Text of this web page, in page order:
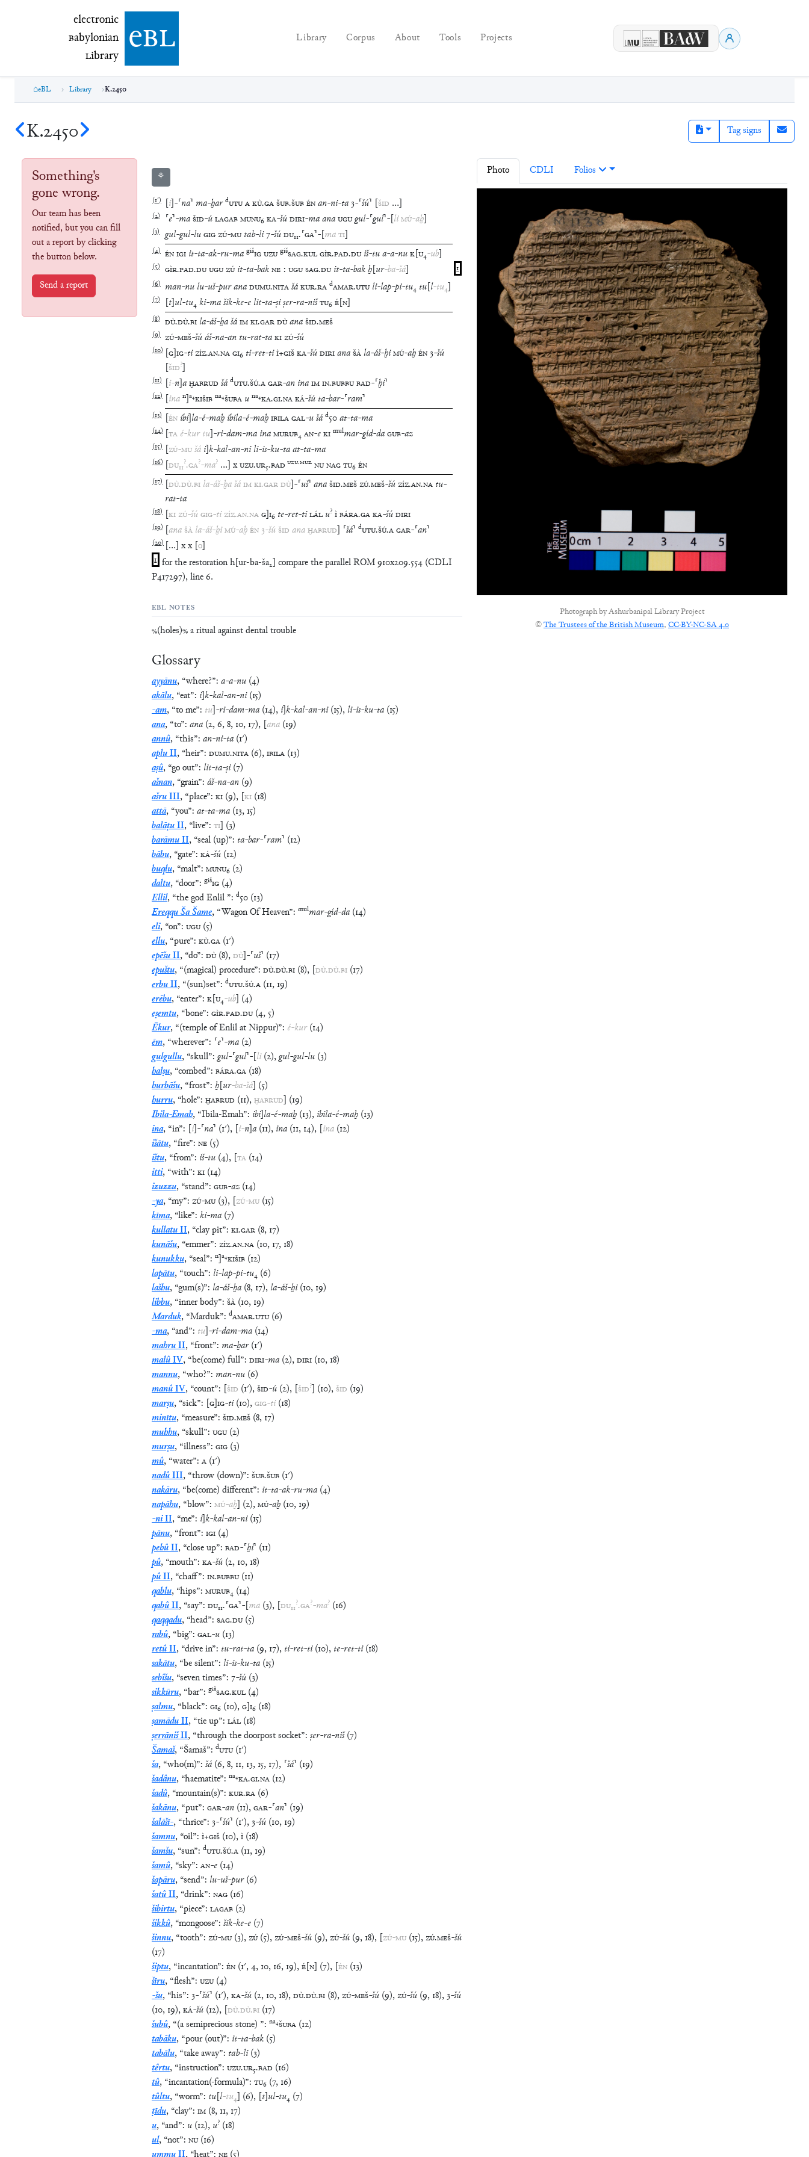
electronic Babylonian Library (eBL)
electronic
Babylonian
Library ebl Library Corpus About Tools Projects
eBL Library K.2450
K.2450 Tag signs
Something's
gone wrong.
Our team has been
notified, but you can fill
out a report by clicking
the button below.
Send a report
⚘
(1′) i] -⸢na⸣ ma-ḫar dUTUAKÙ.GAŠUB.ŠUBÉNan-ni-ta 3-⸢šú⸣ ŠID …
(2) ⸢e⸣-maŠID-úLAGABMUNU₆KA-šúDIRI-maanaUGUgul-⸢gul⸣- liMÚ-aḫ
(3) gul-gul-luGIGZÚ-MU tab-li7-šúDU₁₁.⸢GA⸣- maTI
(4) ÉNIGI it-ta-ak-ru-ma gišIGUZU gišSAG.KULGÌR.PAD.DU iš-tua-a-nuK U₄-ub
(5) GÌR.PAD.DUUGUZÚ it-ta-bakNE : UGUSAG.DU it-ta-bakḫ ur-ba-šá 1
(6) man-nu lu-uš-puranaDUMU.NITAšáKUR.RA dAMAR.UTU li-lap-pi-tu₄ tu l-tu₄
(7) t] ul-tu₄ ki-mašik-ke-e lit-ta-ṣiṣer-ra-nišTU₆É N
(8) DÙ.DÙ.BI la-áš-ḫašáIMKI.GARDÙanaŠID.MEŠ
(9) ZÚ-MEŠ-šúáš-na-an tu-rat-taKIZÚ-šú
(10) G IG-tiZÍZ.AN.NAGI₆ ti-ret-tiÌ+GIŠKA-šúDIRIanaŠÀ la-áš-ḫiMÚ-aḫÉN 3-šú
ŠID?
(11) i-n aḪABRUD šá dUTU.ŠÚ.AGAR-an inaIMIN.BUBBUBAD-⸢ḫi⸣
(12) ina n a₄KIŠIB na₄ŠUBA u na₄KA.GI.NAKÁ-šú ta-bar-⸢ram⸣
(13) ÉN ibi] la-é-maḫ ibila-é-maḫIBILAGAL-ušá d50at-ta-ma
(14) TA é-kur tu -ri-dam-ma inaMURUB₄ AN-eKI mulmar-gíd-daGUB-az
(15) ZÚ-MUšá i]k-kal-an-ni li-is-ku-taat-ta-ma
(16) DU₁₁?.GA?-ma? … xUZU.UR₅.BAD UZU.MUR NUNAGTU₆ÉN
(17) DÙ.DÙ.BI la-áš-ḫašáIMKI.GARDÙ -⸢uš⸣ anaŠID.MEŠZÚ.MEŠ-šúZÍZ.AN.NA tu-
rat-ta
(18) KI ZÚ-šúGIG-ti ZÍZ.AN.NAG I₆ te-ret-tiLÁL u? ÌBÁRA.GAKA-šúDIRI
(19) ana ŠÀ la-áš-ḫiMÚ-aḫÉN 3-šú ŠID anaḪABRUD ⸢šá⸣ dUTU.ŠÚ.AGAR-⸢an⸣
(20) … xx o
1 for the restoration h[ur-ba-ša₂] compare the parallel ROM 910x209.554 (CDLI
P417297), line 6.
EBL NOTES
%(holes)% a ritual against dental trouble
Glossary
ayyānu, “where?”: a-a-nu (4)
akālu, “eat”: i]k-kal-an-ni(15)
-am, “to me”: tu]-ri-dam-ma (14), i]k-kal-an-ni(15), li-is-ku-ta (15)
ana, “to”: ana (2,6,8, 10, 17), [ana (19)
annû, “this”: an-ni-ta (1′)
apluII, “heir”: DUMU.NITA (6),IBILA (13)
aṣû, “go out”: lit-ta-ṣi(7)
ašnan, “grain”: áš-na-an (9)
ašruIII, “place”: KI (9), [KI (18)
attā, “you”: at-ta-ma (13, 15)
balāṭuII, “live”: TI] (3)
barāmuII, “seal (up)”: ta-bar-⸢ram⸣ (12)
bābu, “gate”: KÁ-šú (12)
buqlu, “malt”: MUNU₆ (2)
daltu, “door”: gišIG (4)
Ellil, “the god Enlil ”: d50 (13)
Ereqqu Ša Šame, “Wagon Of Heaven”: mulmar-gíd-da (14)
eli, “on”: UGU(5)
ellu, “pure”: KÙ.GA (1′)
epēšuII, “do”: DÙ(8),DÙ]-⸢uš⸣ (17)
epuštu, “(magical) procedure”: DÙ.DÙ.BI (8), [DÙ.DÙ.BI (17)
erbuII, “(sun)set”: dUTU.ŠÚ.A (11, 19)
erēbu, “enter”: K[U₄-ub] (4)
eṣemtu, “bone”: GÌR.PAD.DU(4, 5)
Ēkur, “(temple of Enlil at Nippur)”: é-kur(14)
ēm, “wherever”: ⸢e⸣-ma (2)
gulgullu, “skull”:gul-⸢gul⸣-[li(2),gul-gul-lu (3)
halṣu, “combed”: BÁRA.GA (18)
hurbāšu, “frost”: ḫ[ur-ba-šá] (5)
hurru, “hole”: ḪABRUD (11),ḪABRUD] (19)
Ibila-Emah, “Ibila-Emah”: ibi]la-é-maḫ (13), ibila-é-maḫ (13)
ina, “in”: [i]-⸢na⸣ (1′), [i-n]a (11), ina (11, 14), [ina (12)
išātu, “fire”: NE (5)
ištu, “from”: iš-tu (4), [TA (14)
itti, “with”: KI (14)
izuzzu, “stand”: GUB-az (14)
-ya, “my”: ZÚ-MU(3), [ZÚ-MU (15)
kīma, “like”: ki-ma (7)
kullatuII, “clay pit”: KI.GAR (8, 17)
kunāšu, “emmer”: ZÍZ.AN.NA (10, 17, 18)
kunukku, “seal”: n]a₄KIŠIB (12)
lapātu, “touch”: li-lap-pi-tu₄ (6)
lašhu, “gum(s)”: la-áš-ḫa (8, 17), la-áš-ḫi(10, 19)
libbu, “inner body”: ŠÀ (10, 19)
Marduk, “Marduk”: dAMAR.UTU(6)
-ma, “and”: tu]-ri-dam-ma (14)
mahruII, “front”: ma-ḫar(1′)
malûIV, “be(come) full”: DIRI-ma (2),DIRI (10, 18)
mannu, “who?”: man-nu (6)
manûIV, “count”: [ŠID (1′),ŠID-ú (2), [ŠID?] (10), ŠID (19)
marṣu, “sick”: [G]IG-ti(10),GIG-ti(18)
minītu, “measure”: ŠID.MEŠ (8, 17)
muhhu, “skull”: UGU(2)
murṣu, “illness”: GIG (3)
mû, “water”: A (1′)
nadûIII, “throw (down)”: ŠUB.ŠUB (1′)
nakāru, “be(come) different”: it-ta-ak-ru-ma (4)
napāhu, “blow”: MÚ-aḫ] (2),MÚ-aḫ (10, 19)
-niII, “me”: i]k-kal-an-ni(15)
pānu, “front”: IGI (4)
pehûII, “close up”: BAD-⸢ḫi⸣ (11)
pû, “mouth”: KA-šú (2, 10, 18)
pûII, “chaff”: IN.BUBBU(11)
qablu, “hips”: MURUB₄ (14)
qabûII, “say”: DU₁₁.⸢GA⸣-[ma (3), [DU₁₁?.GA?-ma? (16)
qaqqadu, “head”: SAG.DU(5)
rabû, “big”: GAL-u (13)
retûII, “drive in”: tu-rat-ta (9, 17), ti-ret-ti(10), te-ret-ti(18)
sakātu, “be silent”: li-is-ku-ta (15)
sebîšu, “seven times”: 7-šú (3)
sikkūru, “bar”: gišSAG.KUL (4)
ṣalmu, “black”: GI₆ (10),G]I₆ (18)
ṣamāduII, “tie up”: LÁL (18)
ṣerrānišII, “through the doorpost socket”: ṣer-ra-niš(7)
Šamaš, “Šamaš”: dUTU(1′)
ša, “who(m)”: šá (6,8, 11, 13, 15, 17), ⸢šá⸣ (19)
šadânu, “haematite”: na₄KA.GI.NA (12)
šadû, “mountain(s)”: KUR.RA (6)
šakānu, “put”: GAR-an (11),GAR-⸢an⸣ (19)
šalāšī-, “thrice”: 3-⸢šú⸣ (1′), 3-šú (10, 19)
šamnu, “oil”: Ì+GIŠ (10),Ì (18)
šamšu, “sun”: dUTU.ŠÚ.A (11, 19)
šamû, “sky”: AN-e (14)
šapāru, “send”: lu-uš-pur(6)
šatûII, “drink”: NAG (16)
šibirtu, “piece”: LAGAB (2)
šikkû, “mongoose”: šik-ke-e (7)
šinnu, “tooth”: ZÚ-MU(3),ZÚ(5),ZÚ-MEŠ-šú (9),ZÚ-šú (9, 18), [ZÚ-MU (15),ZÚ.MEŠ-šú
(17)
šiptu, “incantation”: ÉN (1′,4, 10, 16, 19),É[N] (7), [ÉN (13)
šīru, “flesh”: UZU(4)
-šu, “his”: 3-⸢šú⸣ (1′),KA-šú (2, 10, 18),DÙ.DÙ.BI (8),ZÚ-MEŠ-šú (9),ZÚ-šú (9, 18), 3-šú
(10, 19),KÁ-šú (12), [DÙ.DÙ.BI (17)
šubû, “(a semiprecious stone) ”: na₄ŠUBA (12)
tabāku, “pour (out)”: it-ta-bak (5)
tabālu, “take away”: tab-li(3)
têrtu, “instruction”: UZU.UR₅.BAD (16)
tû, “incantation(-formula)”: TU₆ (7, 16)
tûltu, “worm”: tu[l-tu₄] (6), [t]ul-tu₄ (7)
ṭīdu, “clay”: IM (8, 11, 17)
u, “and”: u (12), u? (18)
ul, “not”: NU(16)
Photo CDLI Folios
Photograph byAshurbanipal Library Project
©The Trustees of the British Museum, CC-BY-NC-SA 4.0